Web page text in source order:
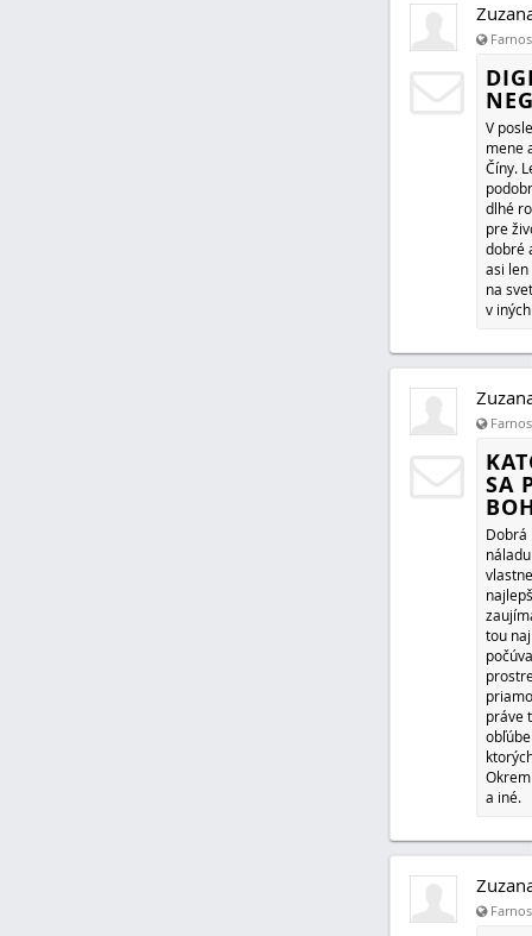
V
pre
dobré
na
v
SA
Dobrá
práve